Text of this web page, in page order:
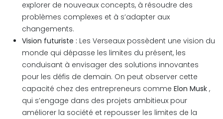
explorer de nouveaux concepts, à résoudre des
problèmes complexes et à s’adapter aux
changements.
Vision futuriste : Les Verseaux possèdent une vision du
monde qui dépasse les limites du présent, les
conduisant à envisager des solutions innovantes
pour les défis de demain. On peut observer cette
capacité chez des entrepreneurs comme Elon Musk ,
qui s’engage dans des projets ambitieux pour
améliorer la société et repousser les limites de la